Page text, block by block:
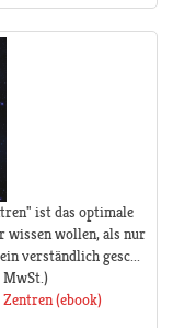
ist das optimale
wissen wollen, als nur
verständlich gesc...
Zentren (ebook)